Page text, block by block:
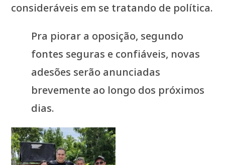
consideráveis em se tratando de política.
Pra piorar a oposição, segundo
fontes seguras e confiáveis, novas
adesões serão anunciadas
brevemente ao longo dos próximos
dias.